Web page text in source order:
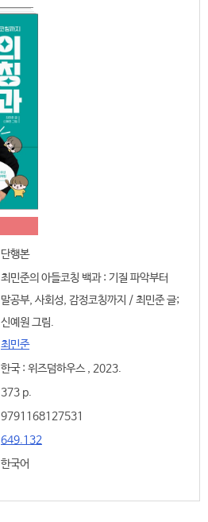
단행본
최민준의 아들코칭 백과 : 기질 파악부터
말공부, 사회성, 감정코칭까지 / 최민준 글;
신예원 그림.
최민준
한국 : 위즈덤하우스 , 2023.
373 p.
9791168127531
649.132
한국어